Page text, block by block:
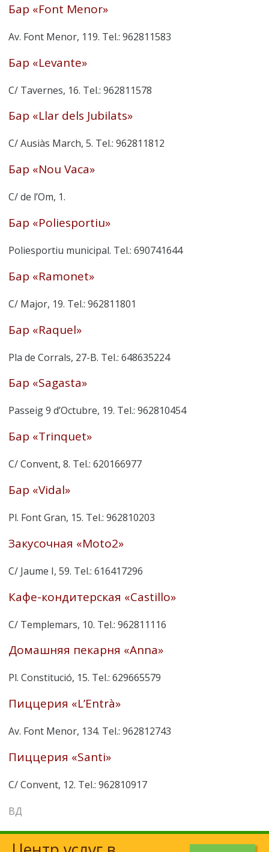
Бар «Font Menor»
Av. Font Menor, 119. Tel.: 962811583
Бар «Levante»
C/ Tavernes, 16. Tel.: 962811578
Бар «Llar dels Jubilats»
C/ Ausiàs March, 5. Tel.: 962811812
Бар «Nou Vaca»
C/ de l’Om, 1.
Бар «Poliesportiu»
Poliesportiu municipal. Tel.: 690741644
Бар «Ramonet»
C/ Major, 19. Tel.: 962811801
Бар «Raquel»
Pla de Corrals, 27-B. Tel.: 648635224
Бар «Sagasta»
Passeig 9 d’Octubre, 19. Tel.: 962810454
Бар «Trinquet»
C/ Convent, 8. Tel.: 620166977
Бар «Vidal»
Pl. Font Gran, 15. Tel.: 962810203
Закусочная «Moto2»
C/ Jaume I, 59. Tel.: 616417296
Кафе-кондитерская «Castillo»
C/ Templemars, 10. Tel.: 962811116
Домашняя пекарня «Anna»
Pl. Constitució, 15. Tel.: 629665579
Пиццерия «L’Entrà»
Av. Font Menor, 134. Tel.: 962812743
Пиццерия «Santi»
C/ Convent, 12. Tel.: 962810917
ВД